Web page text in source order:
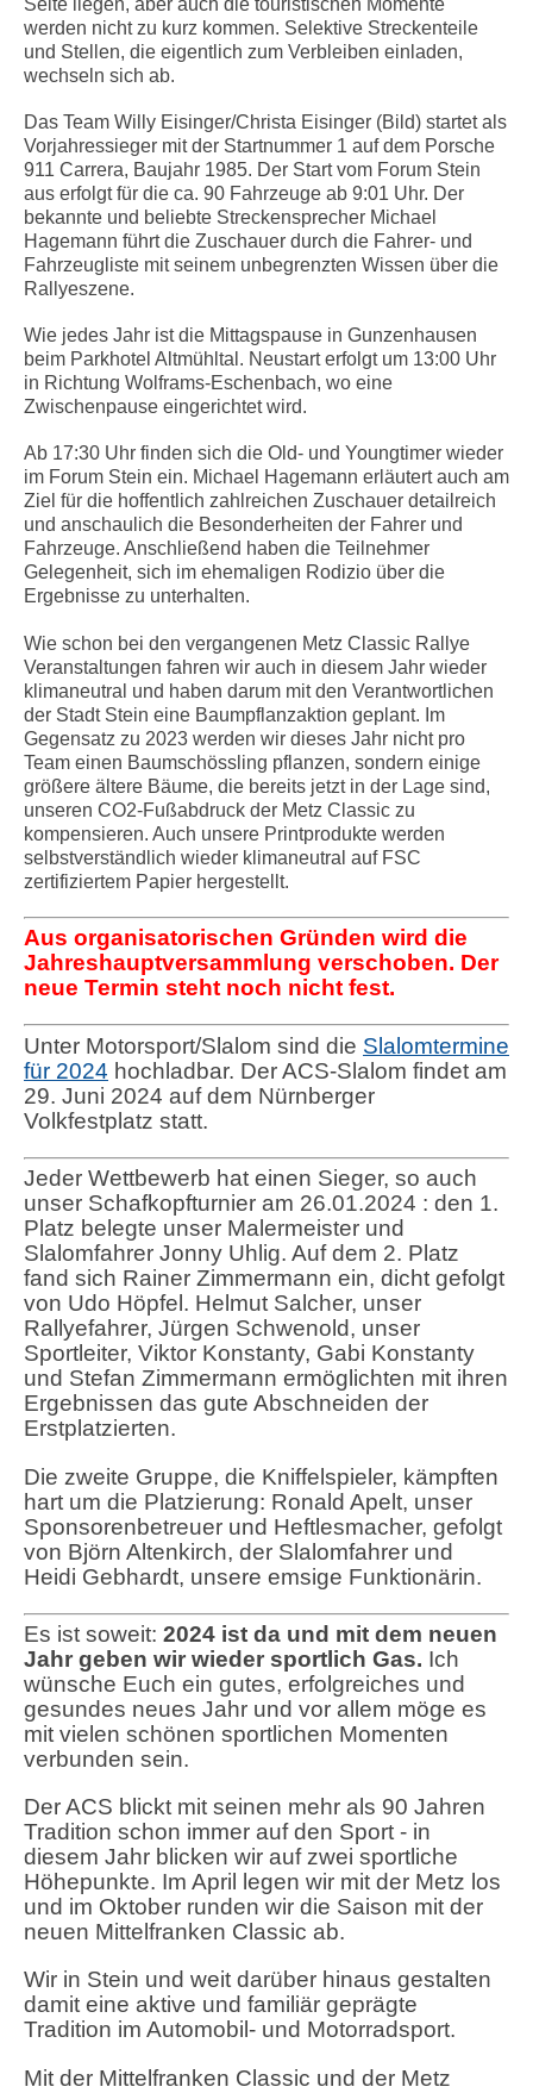
werden nicht zu kurz kommen. Selektive Streckenteile
und Stellen, die eigentlich zum Verbleiben einladen,
wechseln sich ab.
Das Team Willy Eisinger/Christa Eisinger (Bild) startet als
Vorjahressieger mit der Startnummer 1 auf dem Porsche
911 Carrera, Baujahr 1985. Der Start vom Forum Stein
aus erfolgt für die ca. 90 Fahrzeuge ab 9:01 Uhr. Der
bekannte und beliebte Streckensprecher Michael
Hagemann führt die Zuschauer durch die Fahrer- und
Fahrzeugliste mit seinem unbegrenzten Wissen über die
Rallyeszene.
Wie jedes Jahr ist die Mittagspause in Gunzenhausen
beim Parkhotel Altmühltal. Neustart erfolgt um 13:00 Uhr
in Richtung Wolframs-Eschenbach, wo eine
Zwischenpause eingerichtet wird.
Ab 17:30 Uhr finden sich die Old- und Youngtimer wieder
im Forum Stein ein. Michael Hagemann erläutert auch am
Ziel für die hoffentlich zahlreichen Zuschauer detailreich
und anschaulich die Besonderheiten der Fahrer und
Fahrzeuge. Anschließend haben die Teilnehmer
Gelegenheit, sich im ehemaligen Rodizio über die
Ergebnisse zu unterhalten.
Wie schon bei den vergangenen Metz Classic Rallye
Veranstaltungen fahren wir auch in diesem Jahr wieder
klimaneutral und haben darum mit den Verantwortlichen
der Stadt Stein eine Baumpflanzaktion geplant. Im
Gegensatz zu 2023 werden wir dieses Jahr nicht pro
Team einen Baumschössling pflanzen, sondern einige
größere ältere Bäume, die bereits jetzt in der Lage sind,
unseren CO2-Fußabdruck der Metz Classic zu
kompensieren. Auch unsere Printprodukte werden
selbstverständlich wieder klimaneutral auf FSC
zertifiziertem Papier hergestellt.
Aus organisatorischen Gründen wird die
Jahreshauptversammlung verschoben. Der
neue Termin steht noch nicht fest.
Unter Motorsport/Slalom sind die Slalomtermine
für 2024 hochladbar. Der ACS-Slalom findet am
29. Juni 2024 auf dem Nürnberger
Volkfestplatz statt.
Jeder Wettbewerb hat einen Sieger, so auch
unser Schafkopfturnier am 26.01.2024 : den 1.
Platz belegte unser Malermeister und
Slalomfahrer Jonny Uhlig. Auf dem 2. Platz
fand sich Rainer Zimmermann ein, dicht gefolgt
von Udo Höpfel. Helmut Salcher, unser
Rallyefahrer, Jürgen Schwenold, unser
Sportleiter, Viktor Konstanty, Gabi Konstanty
und Stefan Zimmermann ermöglichten mit ihren
Ergebnissen das gute Abschneiden der
Erstplatzierten.
Die zweite Gruppe, die Kniffelspieler, kämpften
hart um die Platzierung: Ronald Apelt, unser
Sponsorenbetreuer und Heftlesmacher, gefolgt
von Björn Altenkirch, der Slalomfahrer und
Heidi Gebhardt, unsere emsige Funktionärin.
Es ist soweit: 2024 ist da und mit dem neuen
Jahr geben wir wieder sportlich Gas. Ich
wünsche Euch ein gutes, erfolgreiches und
gesundes neues Jahr und vor allem möge es
mit vielen schönen sportlichen Momenten
verbunden sein.
Der ACS blickt mit seinen mehr als 90 Jahren
Tradition schon immer auf den Sport - in
diesem Jahr blicken wir auf zwei sportliche
Höhepunkte. Im April legen wir mit der Metz los
und im Oktober runden wir die Saison mit der
neuen Mittelfranken Classic ab.
Wir in Stein und weit darüber hinaus gestalten
damit eine aktive und familiär geprägte
Tradition im Automobil- und Motorradsport.
Mit der Mittelfranken Classic und der Metz